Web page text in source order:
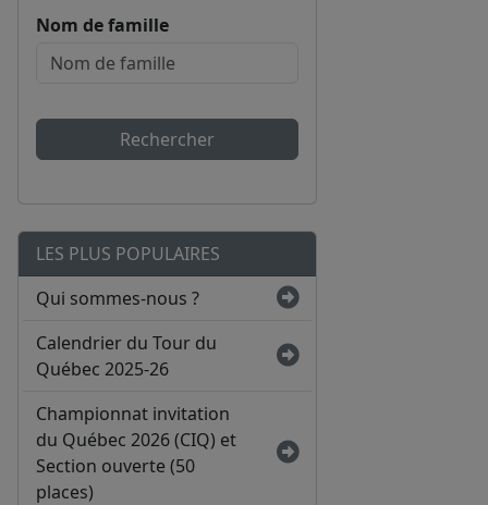
Nom de famille
Rechercher
LES PLUS POPULAIRES
Qui sommes-nous ?
Calendrier du Tour du
Québec 2025-26
Championnat invitation
du Québec 2026 (CIQ) et
Section ouverte (50
places)